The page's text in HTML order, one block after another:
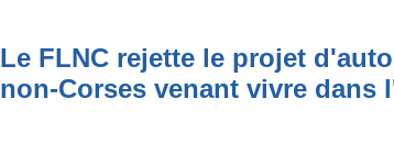
Le FLNC rejette le projet
non-Corses venant vivre dans